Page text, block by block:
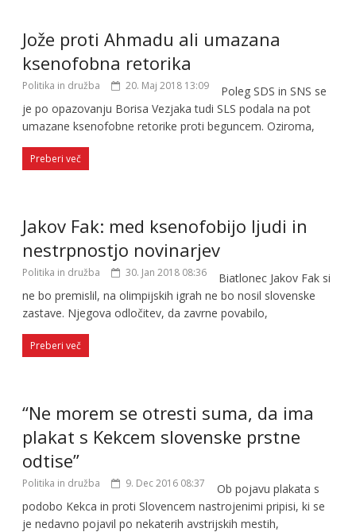
Jože proti Ahmadu ali umazana
ksenofobna retorika
Politika in družba 20. Maj 2018 13:09
Poleg SDS in SNS se
je po opazovanju Borisa Vezjaka tudi SLS podala na pot
umazane ksenofobne retorike proti beguncem. Oziroma,
Preberi več
Jakov Fak: med ksenofobijo ljudi in
nestrpnostjo novinarjev
Politika in družba 30. Jan 2018 08:36
Biatlonec Jakov Fak si
ne bo premislil, na olimpijskih igrah ne bo nosil slovenske
zastave. Njegova odločitev, da zavrne povabilo,
Preberi več
“Ne morem se otresti suma, da ima
plakat s Kekcem slovenske prstne
odtise”
Politika in družba 9. Dec 2016 08:37
Ob pojavu plakata s
podobo Kekca in proti Slovencem nastrojenimi pripisi, ki se
je nedavno pojavil po nekaterih avstrijskih mestih,